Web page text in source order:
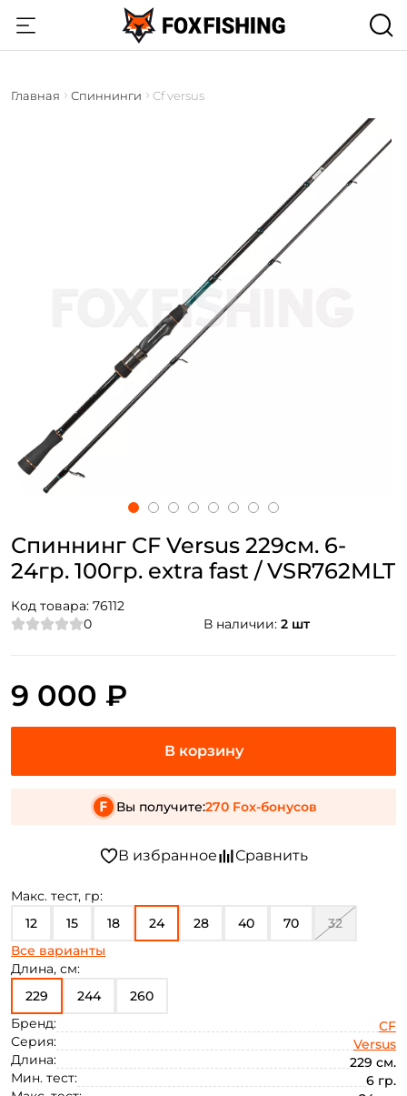
Главная Спиннинги Cf versus
Спиннинг CF Versus 229см. 6-
24гр. 100гр. extra fast / VSR762MLT
Код товара: 76112
0
В наличии: 2 шт
Макс. тест, гр:
12
15 18 24 28 40 70 32
56
Все варианты
Длина, см:
229
244
260
Бренд:
CF
Серия:
Versus
Длина:
229 см.
Мин. тест:
6 гр.
9 000 ₽
Вы получите:270 Fox-бонусов